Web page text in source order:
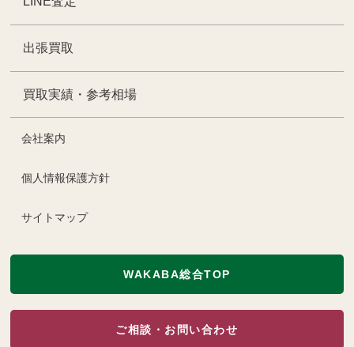
出張買取
買取実績・参考相場
会社案内
個人情報保護方針
サイトマップ
WAKABA総合TOP
ご相談・お問い合わせ